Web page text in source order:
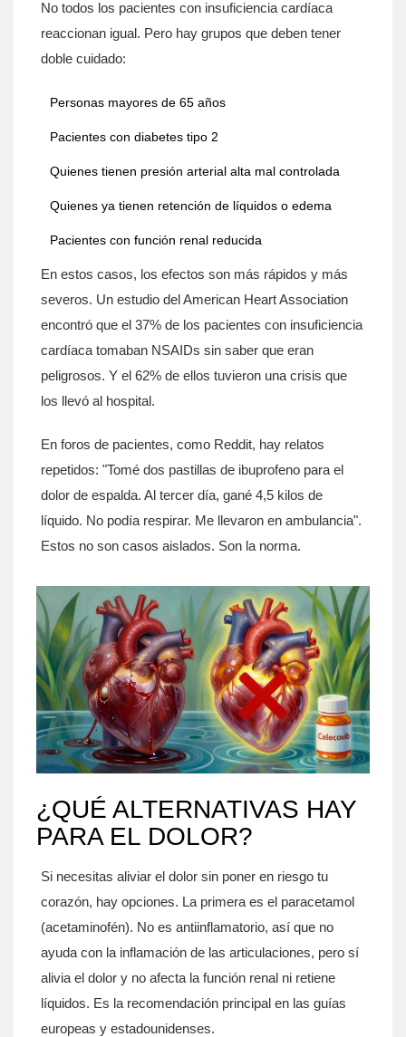
No todos los pacientes con insuficiencia cardíaca
reaccionan igual. Pero hay grupos que deben tener
doble cuidado:
Personas mayores de 65 años
Pacientes con diabetes tipo 2
Quienes tienen presión arterial alta mal controlada
Quienes ya tienen retención de líquidos o edema
Pacientes con función renal reducida
En estos casos, los efectos son más rápidos y más
severos. Un estudio del American Heart Association
encontró que el 37% de los pacientes con insuficiencia
cardíaca tomaban NSAIDs sin saber que eran
peligrosos. Y el 62% de ellos tuvieron una crisis que
los llevó al hospital.
En foros de pacientes, como Reddit, hay relatos
repetidos: "Tomé dos pastillas de ibuprofeno para el
dolor de espalda. Al tercer día, gané 4,5 kilos de
líquido. No podía respirar. Me llevaron en ambulancia".
Estos no son casos aislados. Son la norma.
¿QUÉ ALTERNATIVAS HAY
PARA EL DOLOR?
Si necesitas aliviar el dolor sin poner en riesgo tu
corazón, hay opciones. La primera es el paracetamol
(acetaminofén). No es antiinflamatorio, así que no
ayuda con la inflamación de las articulaciones, pero sí
alivia el dolor y no afecta la función renal ni retiene
líquidos. Es la recomendación principal en las guías
europeas y estadounidenses.